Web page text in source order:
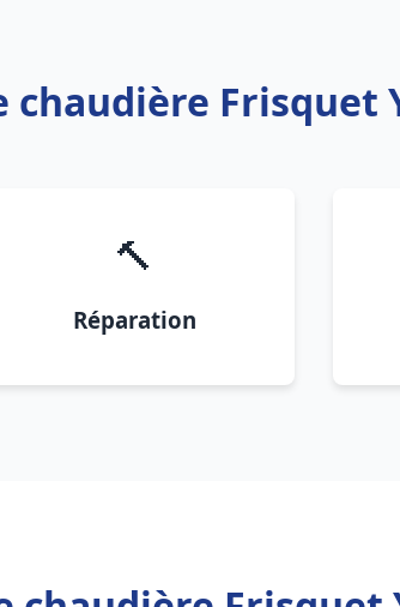
Frisquet
🔨
Réparation